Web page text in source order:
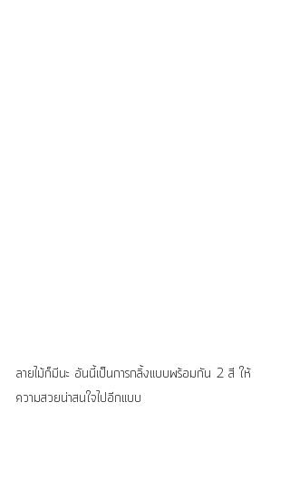
ลายไม้ก็มีนะ อันนี้เป็นการกลิ้งแบบพร้อมกัน 2 สี ให้
ความสวยน่าสนใจไปอีกแบบ